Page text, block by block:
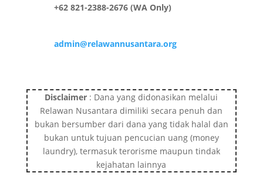
+62 821-2388-2676 (WA Only)
admin@relawannusantara.org
Disclaimer : Dana yang didonasikan melalui
Relawan Nusantara dimiliki secara penuh dan
bukan bersumber dari dana yang tidak halal dan
bukan untuk tujuan pencucian uang (money
laundry), termasuk terorisme maupun tindak
kejahatan lainnya